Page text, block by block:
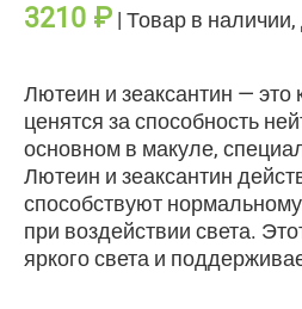
3210 ₽ | Товар в
Лютеин и зеаксантин —
ценятся за способность
основном в макуле,
Лютеин и зеаксантин
способствуют
при воздействии света.
яркого света и